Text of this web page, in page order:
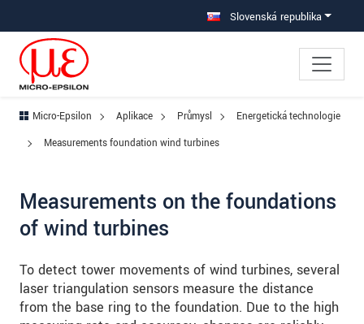
Prejdite priamo na hlavnú navigáciu Slovenská republika
Micro-Epsilon Aplikace Průmysl
Energetická technologie
Measurements foundation wind turbines
Measurements on the foundations
of wind turbines
To detect tower movements of wind turbines, several
laser triangulation sensors measure the distance
from the base ring to the foundation. Due to the high